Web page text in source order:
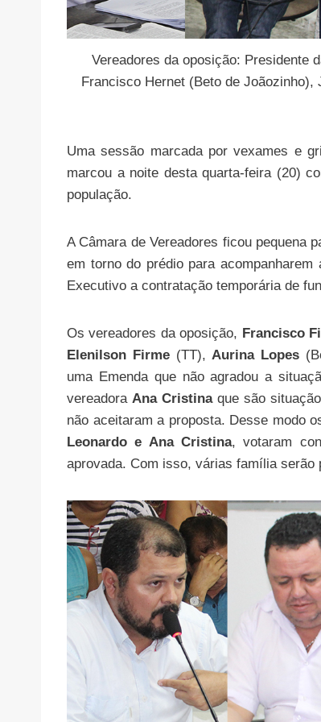
Vereadores da oposição: Presidente
Francisco Hernet (Beto de
Uma sessão marcada por vexames e
marcou a noite desta quarta-feira (20)
população.
A Câmara de Vereadores ficou pequena
em torno do prédio para
Executivo a contratação temporária de
Os vereadores da oposição, Francisco
Elenilson Firme(TT),Aurina Lopes
uma Emenda que não agradou a
vereadoraAna Cristinaque são
não aceitaram a proposta. Desse modo
Leonardo e Ana Cristina, votaram
aprovada. Com isso, várias família